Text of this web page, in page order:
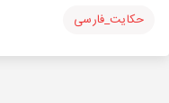
حکایت_فارسی